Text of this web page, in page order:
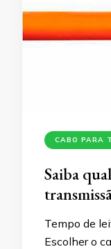
CABO PARA
Saiba
Tempo de
Escolher o